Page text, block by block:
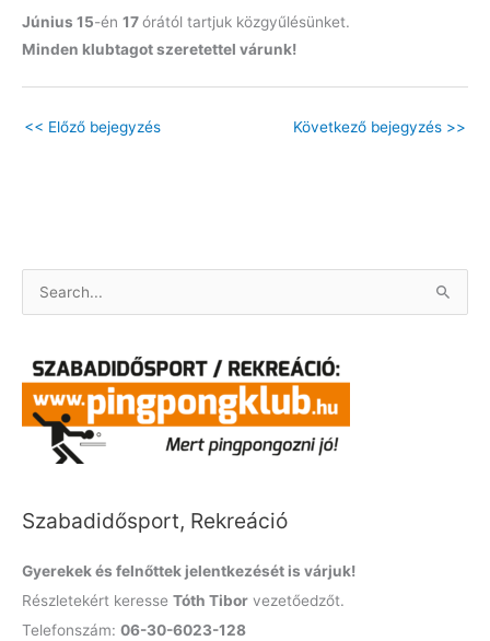
Június 15-én 17órától tartjuk közgyűlésünket.
Minden klubtagot szeretettel várunk!
<< Előző bejegyzés Következő bejegyzés >>
e
h
rSzabadidősport, Rekreáció
Gyerekek és felnőttek jelentkezését is várjuk!
Részletekért keresse Tóth Tibor vezetőedzőt.
Telefonszám: 06-30-6023-128